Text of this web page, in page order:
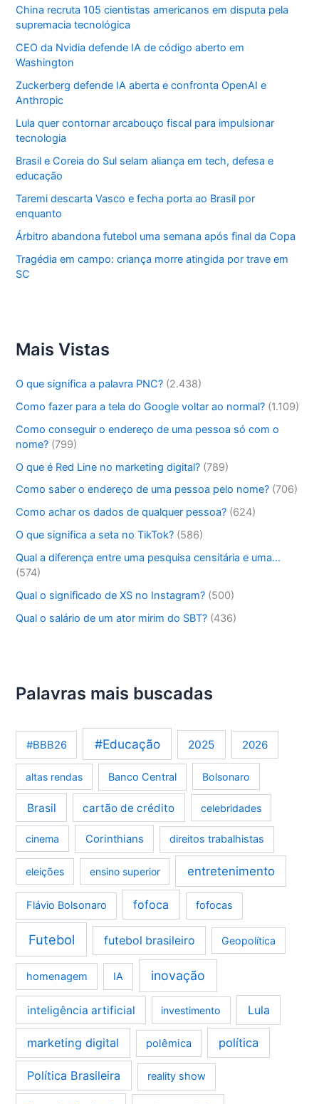
China recruta 105 cientistas americanos em disputa pela
supremacia tecnológica
CEO da Nvidia defende IA de código aberto em
Washington
Zuckerberg defende IA aberta e confronta OpenAI e
Anthropic
Lula quer contornar arcabouço fiscal para impulsionar
tecnologia
Brasil e Coreia do Sul selam aliança em tech, defesa e
educação
Taremi descarta Vasco e fecha porta ao Brasil por
enquanto
Árbitro abandona futebol uma semana após final da Copa
Tragédia em campo: criança morre atingida por trave em
SC
Mais Vistas
O que significa a palavra PNC? (2.438)
Como fazer para a tela do Google voltar ao normal? (1.109)
Como conseguir o endereço de uma pessoa só com o
nome? (799)
O que é Red Line no marketing digital? (789)
Como saber o endereço de uma pessoa pelo nome? (706)
Como achar os dados de qualquer pessoa? (624)
O que significa a seta no TikTok? (586)
Qual a diferença entre uma pesquisa censitária e uma…
(574)
Qual o significado de XS no Instagram? (500)
Qual o salário de um ator mirim do SBT? (436)
Palavras mais buscadas
#BBB26 #Educação 2025 2026
altas rendas Banco Central Bolsonaro
Brasil cartão de crédito celebridades
cinema Corinthians direitos trabalhistas
eleições ensino superior entretenimento
Flávio Bolsonaro fofoca fofocas
Futebol futebol brasileiro Geopolítica
homenagem IA inovação
inteligência artificial investimento Lula
marketing digital polêmica política
Política Brasileira reality show